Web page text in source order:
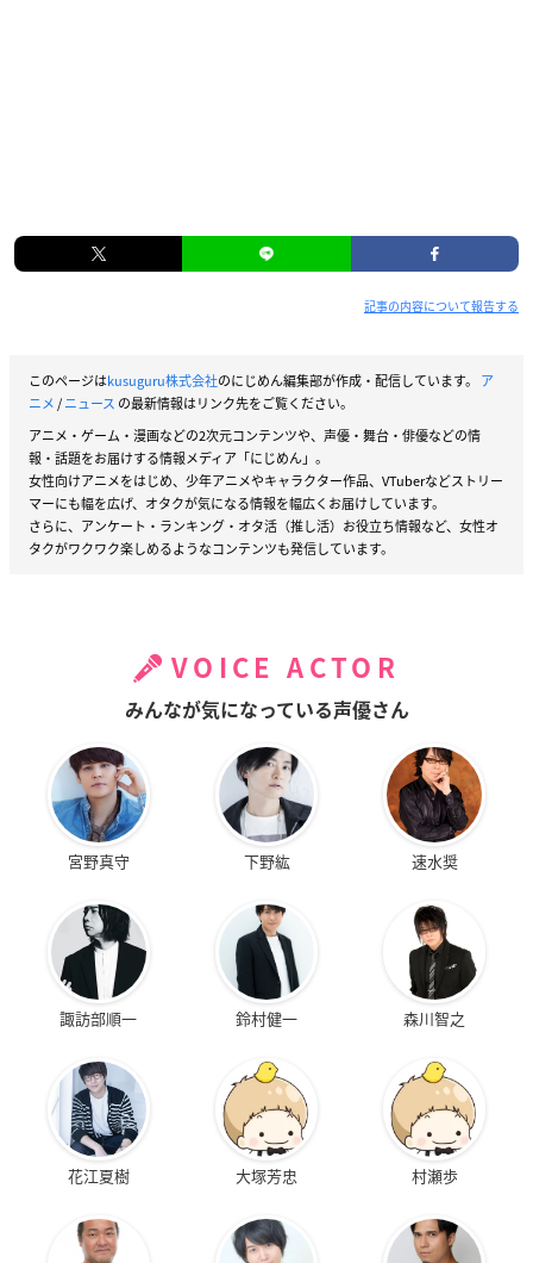
記事の内容について報告する
このページはkusuguru株式会社のにじめん編集部が作成・配信しています。 ア
ニメ/ニュース の最新情報はリンク先をご覧ください。
アニメ・ゲーム・漫画などの2次元コンテンツや、声優・舞台・俳優などの情
報・話題をお届けする情報メディア「にじめん」。
女性向けアニメをはじめ、少年アニメやキャラクター作品、VTuberなどストリー
マーにも幅を広げ、オタクが気になる情報を幅広くお届けしています。
さらに、アンケート・ランキング・オタ活（推し活）お役立ち情報など、女性オ
タクがワクワク楽しめるようなコンテンツも発信しています。
VOICE ACTOR
みんなが気になっている声優さん
宮野真守 下野紘 速水奨
諏訪部順一 鈴村健一 森川智之
花江夏樹 大塚芳忠 村瀬歩